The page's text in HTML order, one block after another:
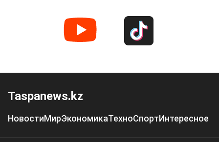
Taspanews.kz
НовостиМирЭкономикаТехноСпортИнтересное